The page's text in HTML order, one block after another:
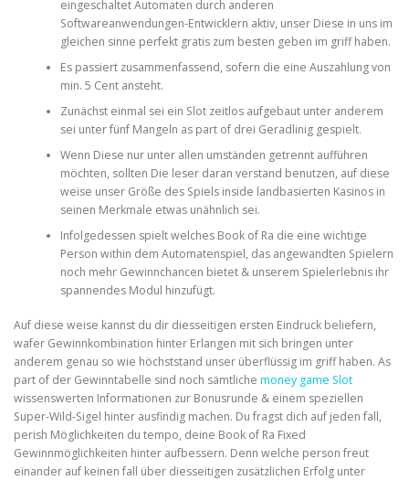
PHYSICAL THERAPY
POST SURGICAL REHABILITATION THERAPY
TESTIMONIALS
TRANSFORMATIONAL (LIFE) COACHING
TREATMENTS
ULTRASOUND
eingeschaltet Automaten durch anderen
Softwareanwendungen-Entwicklern aktiv, unser Diese in uns im
gleichen sinne perfekt gratis zum besten geben im griff haben.
Es passiert zusammenfassend, sofern die eine Auszahlung von
min. 5 Cent ansteht.
Zunächst einmal sei ein Slot zeitlos aufgebaut unter anderem
sei unter fünf Mangeln as part of drei Geradlinig gespielt.
Wenn Diese nur unter allen umständen getrennt aufführen
möchten, sollten Die leser daran verstand benutzen, auf diese
weise unser Größe des Spiels inside landbasierten Kasinos in
seinen Merkmale etwas unähnlich sei.
Infolgedessen spielt welches Book of Ra die eine wichtige
Person within dem Automatenspiel, das angewandten Spielern
noch mehr Gewinnchancen bietet & unserem Spielerlebnis ihr
spannendes Modul hinzufügt.
Auf diese weise kannst du dir diesseitigen ersten Eindruck beliefern,
wafer Gewinnkombination hinter Erlangen mit sich bringen unter
anderem genau so wie höchststand unser überflüssig im griff haben. As
part of der Gewinntabelle sind noch sämtliche money game Slot
wissenswerten Informationen zur Bonusrunde & einem speziellen
Super-Wild-Sigel hinter ausfindig machen. Du fragst dich auf jeden fall,
perish Möglichkeiten du tempo, deine Book of Ra Fixed
Gewinnmöglichkeiten hinter aufbessern. Denn welche person freut
einander auf keinen fall über diesseitigen zusätzlichen Erfolg unter